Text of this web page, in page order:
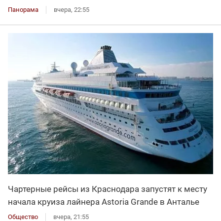
Панорама вчера, 22:55
Чартерные рейсы из Краснодара запустят к месту
начала круиза лайнера Astoria Grande в Анталье
Общество вчера, 21:55